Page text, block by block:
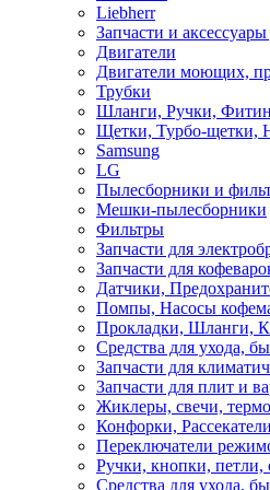
Liebherr
Запчасти и
Двигатели
Двигатели моющих,
Трубки
Шланги, Ручки,
Щетки, Турбо-щетки,
Samsung
LG
Пылесборники и
Мешки-пылесборники
Фильтры
Запчасти для
Запчасти для
Датчики,
Помпы, Насосы
Прокладки, Шланги,
Средства для ухода,
Запчасти для
Запчасти для плит и
Жиклеры, свечи,
Конфорки,
Переключатели
Ручки, кнопки, петли,
Средства для ухода,